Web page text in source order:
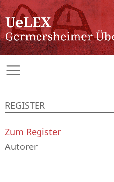
REGISTER
Zum Register
Autoren